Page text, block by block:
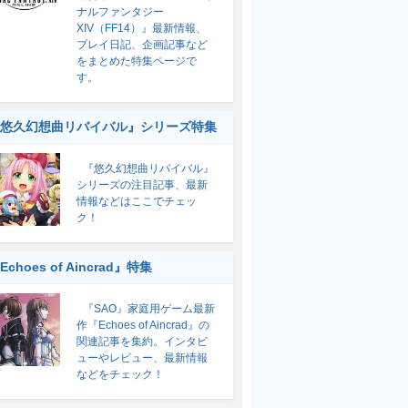
ナルファンタジー
XIV（FF14）』最新情報、
プレイ日記、企画記事など
をまとめた特集ページで
す。
久幻想曲リバイバル』シリーズ特集
『悠久幻想曲リバイバル』
シリーズの注目記事、最新
情報などはここでチェッ
ク！
of Aincrad』特集
『SAO』家庭用ゲーム最新
作『Echoes of Aincrad』の
関連記事を集約。インタビ
ューやレビュー、最新情報
などをチェック！